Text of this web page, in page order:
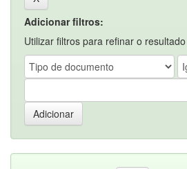
Adicionar filtros:
Utilizar filtros para refinar o